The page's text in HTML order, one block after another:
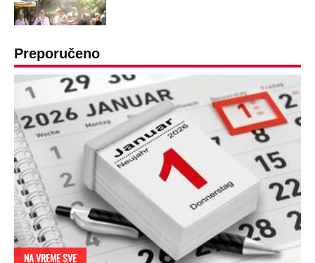
Žene u Srbiji su poludele za njima,
koštaju 100 evra, a neke i 2.000 dinara!